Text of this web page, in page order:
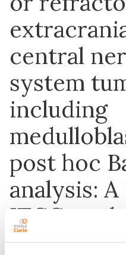
central
system
including
post hoc
analysis:
ITCC study